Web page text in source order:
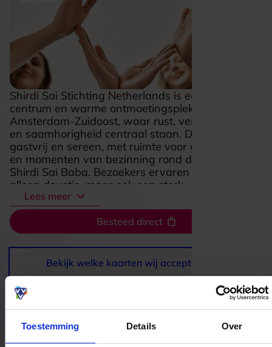
Toestemming Details Over
Shirdi Sai Stichting Netherlands is een spiritueel
centrum en warme ontmoetingsplek in
Amsterdam-Zuidoost, waar rust, verbondenheid
en saamhorigheid centraal staan. De sfeer is
gastvrij en sereen, met ruimte voor gebed, aarti’s
en momenten van bezinning rond de leer van
Shirdi Sai Baba. Bezoekers ervaren hier niet
alleen devotie, maar ook een sterk
gemeenschapsgevoel, met regelmatige seva-
activiteiten en gezamenlijke maaltijden die de
plek extra uitnodigend maken. Juist die
combinatie van stilte, ritueel en gedeelde zorg
voor elkaar maakt dit een bijzondere bestemming
voor iedereen die inspiratie, spiritualiteit en een
open ontvangst waardeert.
Lees meer
Besteed direct
Bekijk welke kaarten wij accepteren